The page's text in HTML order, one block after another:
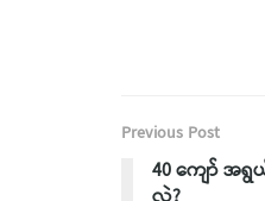
Previous Post
40 ကျော် အ